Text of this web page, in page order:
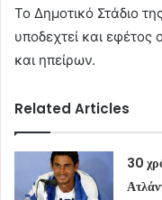
To Δημοτικό Στάδιο
υποδεχτεί και
και ηπείρων.
Related Articles
30